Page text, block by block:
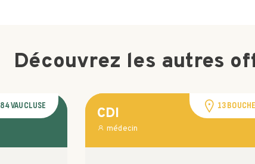
Découvrez les autres
84 VAUCLUSE CDI
médecin
13